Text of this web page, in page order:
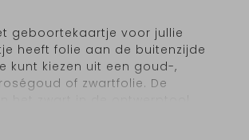
geboortekaartje voor jullie
heeft folie aan de buitenzijde
kunt kiezen uit een goud-,
of zwartfolie. De
gedrukt in folie.